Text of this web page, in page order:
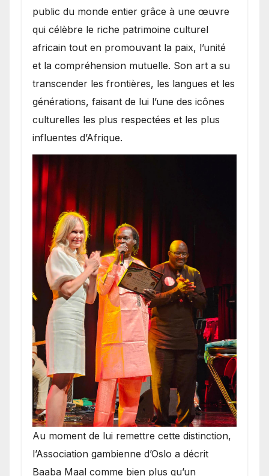
public du monde entier grâce à une œuvre
qui célèbre le riche patrimoine culturel
africain tout en promouvant la paix, l’unité
et la compréhension mutuelle. Son art a su
transcender les frontières, les langues et les
générations, faisant de lui l’une des icônes
culturelles les plus respectées et les plus
influentes d’Afrique.
​Au moment de lui remettre cette distinction,
l’Association gambienne d’Oslo a décrit
Baaba Maal comme bien plus qu’un